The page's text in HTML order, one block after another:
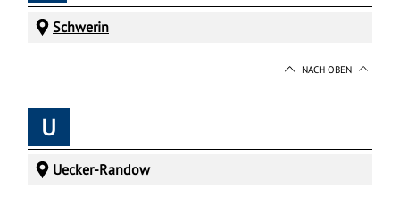
Schwerin
NACH OBEN
U
Uecker-Randow